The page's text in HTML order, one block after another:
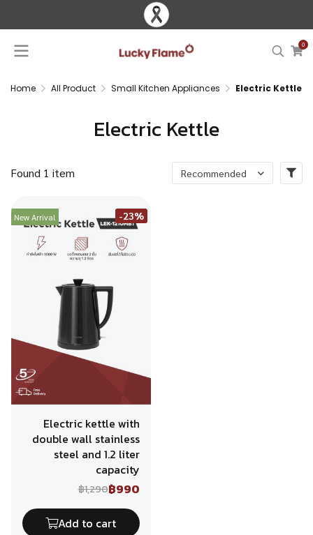
0
Home All Product Small Kitchen Appliances Electric Kettle
Electric Kettle
Found 1 item Recommended
New Arrival -23%
Electric kettle with
double wall stainless
steel and 1.2 liter
capacity
฿1,290฿990
Add to cart